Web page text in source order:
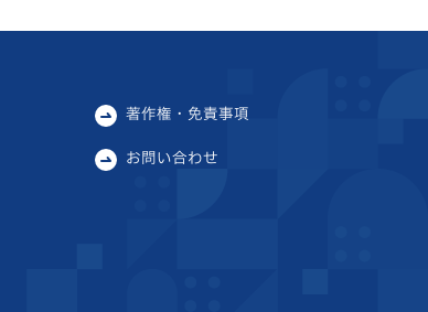
著作権・免責事項
お問い合わせ